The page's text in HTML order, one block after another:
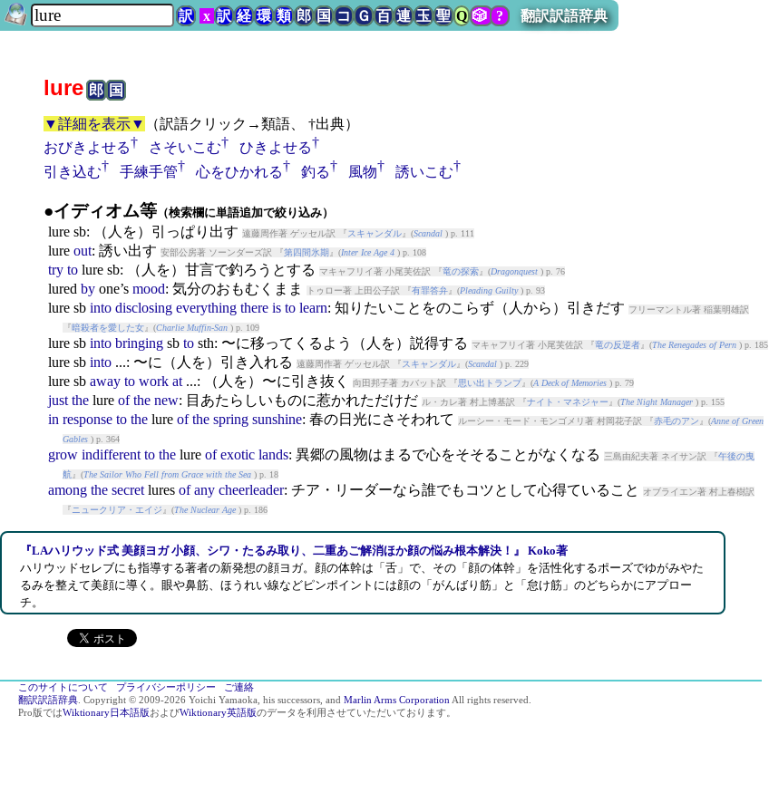
訳 x 訳 経 環 類 郎 国 コ Ｇ 百 連 玉 聖 Q 🎲? 翻訳訳語辞典
lure郎 国
▼詳細を表示▼ （訳語クリック→類語、 †出典）
おびきよせる† さそいこむ† ひきよせる†
引き込む† 手練手管† 心をひかれる† 釣る† 風物† 誘いこむ†
●イディオム等 （検索欄に単語追加で絞り込み）
luresb: （人を）引っぱり出す 遠藤周作著 ゲッセル訳 『スキャンダル』(Scandal) p. 111
lure out: 誘い出す 安部公房著 ソーンダーズ訳 『第四間氷期 』(Inter Ice Age 4) p. 108
try to luresb: （人を）甘言で釣ろうとする マキャフリイ著 小尾芙佐訳 『竜の探索』(Dragonquest) p. 76
lured byone’s mood: 気分のおもむくまま トゥロー著 上田公子訳 『有罪答弁』(Pleading Guilty) p. 93
luresb into disclosing everything there is to learn: 知りたいことをのこらず（人から）引きだす フリーマントル著 稲葉明雄訳
『暗殺者を愛した女』(Charlie Muffin-San) p. 109
luresb into bringingsb tosth: 〜に移ってくるよう（人を）説得する マキャフリイ著 小尾芙佐訳 『竜の反逆者』(The Renegades of Pern) p. 185
luresb into...: 〜に（人を）引き入れる 遠藤周作著 ゲッセル訳 『スキャンダル』(Scandal) p. 229
luresb away to work at...: （人を）〜に引き抜く 向田邦子著 カバット訳 『思い出トランプ』(A Deck of Memories) p. 79
just the lure of the new: 目あたらしいものに惹かれただけだ ル・カレ著 村上博基訳 『ナイト・マネジャー 』(The Night Manager) p. 155
in response to the lure of the spring sunshine: 春の日光にさそわれて ルーシー・モード・モンゴメリ著 村岡花子訳 『赤毛のアン 』(Anne of Green
Gables) p. 364
grow indifferent to the lure of exotic lands: 異郷の風物はまるで心をそそることがなくなる 三島由紀夫著 ネイサン訳 『午後の曳
航 』(The Sailor Who Fell from Grace with the Sea) p. 18
among the secret lures of any cheerleader: チア・リーダーなら誰でもコツとして心得ていること
オブライエン著 村上春樹訳
『 ニュークリア・エイジ 』(The Nuclear Age) p. 186
『LAハリウッド式 美顔ヨガ 小顔、シワ・たるみ取り、二重あご解消ほか顔の悩み根本解決！』 Koko著
ハリウッドセレブにも指導する著者の新発想の顔ヨガ。顔の体幹は「舌」で、その「顔の体幹」を活性化するポーズでゆがみやた
るみを整えて美顔に導く。眼や鼻筋、ほうれい線などピンポイントには顔の「がんばり筋」と「怠け筋」のどちらかにアプロー
チ。
このサイトについて プライバシーポリシー
ご連絡
翻訳訳語辞典 . Copyright © 2009-2026 Yoichi Yamaoka, his successors, and Marlin Arms Corporation All rights reserved.
Pro版ではWiktionary日本語版およびWiktionary英語版のデータを利用させていただいております。